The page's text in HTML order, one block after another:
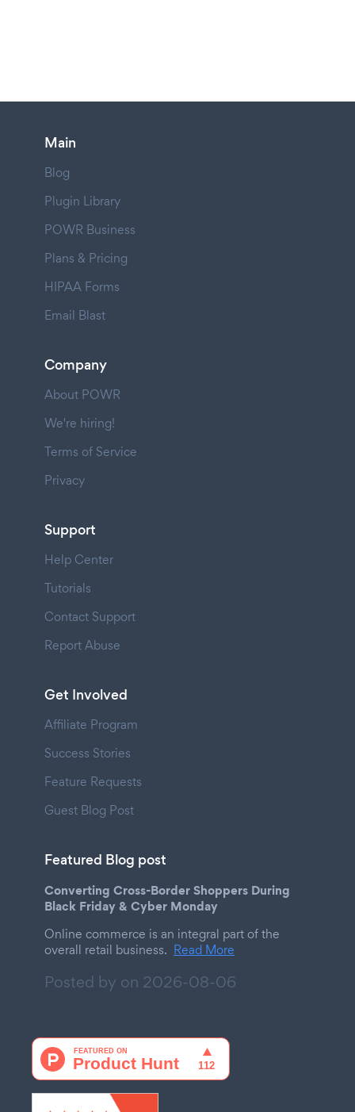
Main
Blog
Plugin Library
POWR Business
Plans & Pricing
HIPAA Forms
Email Blast
Company
About POWR
We're hiring!
Terms of Service
Privacy
Support
Help Center
Tutorials
Contact Support
Report Abuse
Get Involved
Affiliate Program
Success Stories
Feature Requests
Guest Blog Post
Featured Blog post
Converting Cross-Border Shoppers During
Black Friday & Cyber Monday
Online commerce is an integral part of the
overall retail business. Read More
Posted by on 2026-08-06